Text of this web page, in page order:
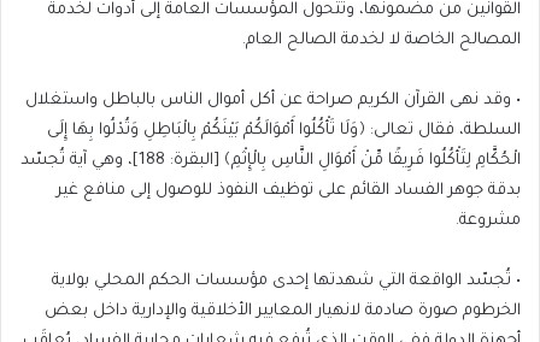
القوانين من مضمونها، وتتحول المؤسسات العامة إلى أدوات لخدمة
المصالح الخاصة لا لخدمة الصالح العام.
• وقد نهى القرآن الكريم صراحة عن أكل أموال الناس بالباطل واستغلال
السلطة، فقال تعالى: ﴿وَلَا تَأْكُلُوا أَمْوَالَكُمْ بَيْنَكُمْ بِالْبَاطِلِ وَتُدْلُوا بِهَا إِلَى
الْحُكَّامِ لِتَأْكُلُوا فَرِيقًا مِّنْ أَمْوَالِ النَّاسِ بِالْإِثْمِ﴾ [البقرة: 188]، وهي آية تُجسّد
بدقة جوهر الفساد القائم على توظيف النفوذ للوصول إلى منافع غير
مشروعة.
• تُجسّد الواقعة التي شهدتها إحدى مؤسسات الحكم المحلي بولاية
الخرطوم صورة صادمة لانهيار المعايير الأخلاقية والإدارية داخل بعض